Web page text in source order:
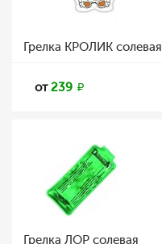
Грелка КРОЛИК солевая
от239
Грелка ЛОР солевая